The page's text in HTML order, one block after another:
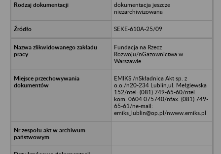
dokumentacja jeszcze
niezarchiwizowana
SEKE-610A-25/09
Fundacja na Rzecz
Rozwoju/nGazownictwa w
Warszawie
EMIKS /nSkładnica Akt sp. z
o.o./n20-234 Lublin,ul. Mełgiewska
152/ntel: (081) 749-65-60/ntel.
kom. 0604 075740/nfax: (081) 749-
65-61/ne-mail:
emiks_lublin@op.pl/nwww.emiks.pl